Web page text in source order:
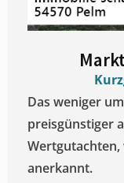
Das weniger
preisgünstiger
anerkannt.